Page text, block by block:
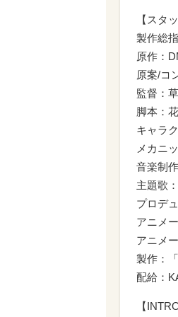
【スタ
製作総
原作：
原案/コ
監督：
脚本：
キャラ
メカニ
音楽制
主題歌
プロデ
アニメ
アニメ
製作：
配給：
【